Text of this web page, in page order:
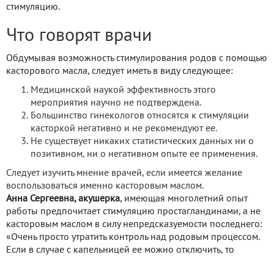
стимуляцию.
Что говорят врачи
Обдумывая возможность стимулирования родов с помощью
касторового масла, следует иметь в виду следующее:
Медицинской наукой эффективность этого
мероприятия научно не подтверждена.
Большинство гинекологов относятся к стимуляции
касторкой негативно и не рекомендуют ее.
Не существует никаких статистических данных ни о
позитивном, ни о негативном опыте ее применения.
Следует изучить мнение врачей, если имеется желание
воспользоваться именно касторовым маслом.
Анна Сергеевна, акушерка, имеющая многолетний опыт
работы предпочитает стимуляцию простагландинами, а не
касторовым маслом в силу непредсказуемости последнего:
«Очень просто утратить контроль над родовым процессом.
Если в случае с капельницей ее можно отключить, то